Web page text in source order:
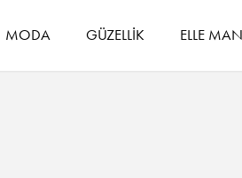
MODA GÜZELLİK ELLE MAN